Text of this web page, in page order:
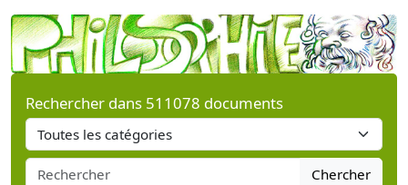
Rechercher dans 511078 documents
Chercher